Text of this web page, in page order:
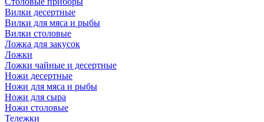
Вилки десертные
Вилки для мяса и рыбы
Вилки столовые
Ложка для закусок
Ложки
Ложки чайные и десертные
Ножи десертные
Ножи для мяса и рыбы
Ножи для сыра
Ножи столовые
Тележки